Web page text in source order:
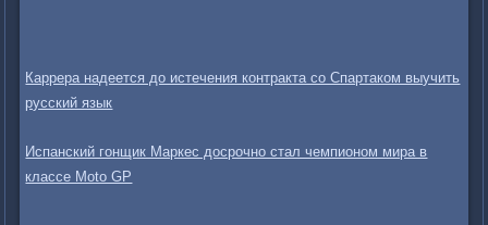
Каррера надеется до истечения контракта со Спартаком выучить
русский язык
Испанский гонщик Маркес досрочно стал чемпионом мира в
классе Moto GP